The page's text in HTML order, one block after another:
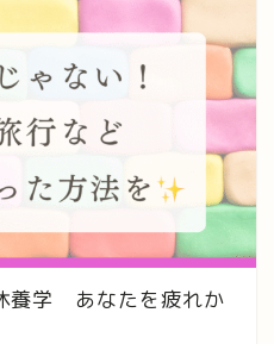
養学 あなたを疲れか